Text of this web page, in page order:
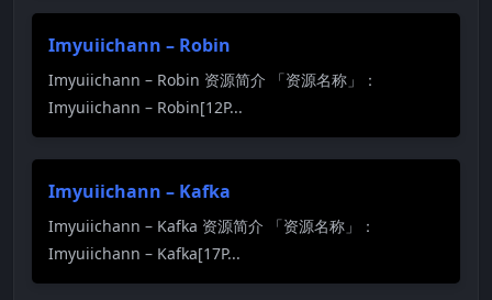
Imyuiichann – Robin
Imyuiichann – Robin 资源简介 「资源名称」：
Imyuiichann – Robin[12P...
Imyuiichann – Kafka
Imyuiichann – Kafka 资源简介 「资源名称」：
Imyuiichann – Kafka[17P...